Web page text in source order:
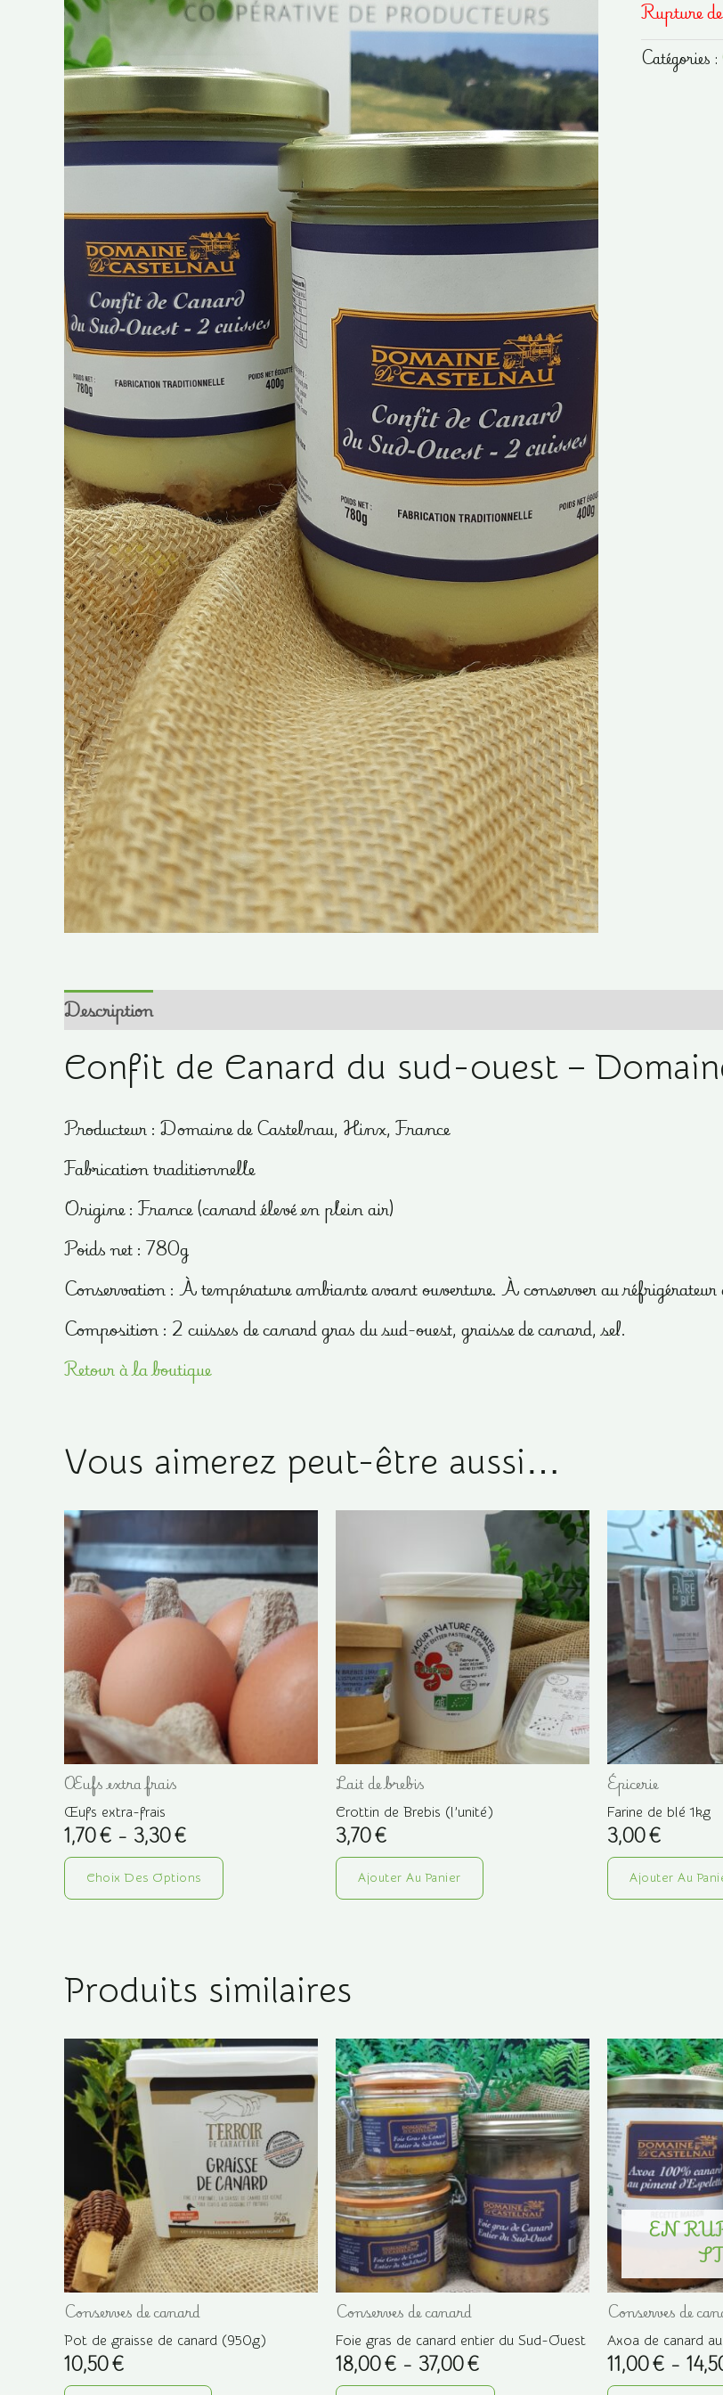
Rupture
Catégories :
Description
Confit de Canard du sud-ouest –
Producteur : Domaine de Castelnau, Hinx, France
Fabrication traditionnelle
Origine : France (canard élevé en plein air)
Poids net : 780g
Conservation : À température ambiante avant ouverture. À conserver au réfrigérateur
Composition : 2 cuisses de canard gras du sud-ouest, graisse de canard, sel.
Retour à la boutique
Vous aimerez peut-être aussi…
Œufs extra frais
Œufs extra-frais
1,70€ – 3,30€Plage
de
prix :
1,70 €
à
Choix Des Options
Ce
produit
Les
peuvent
être
choisies
sur
la
page
du
produit
Lait de brebis
Crottin de Brebis (l’unité)
3,70€
Ajouter Au Panier
Épicerie
Farine de blé 1kg
3,00€
Ajouter Au
Produits similaires
Conserves de canard
Pot de graisse de canard (950g)
10,50€
Conserves de canard
Foie gras de canard entier du Sud-Ouest
18,00€ – 37,00€Plage
de
EN
Conserves de
Axoa de canard
11,00€ –